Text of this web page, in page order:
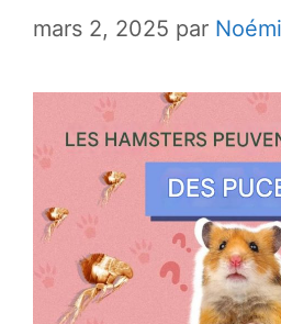
mars 2, 2025 par